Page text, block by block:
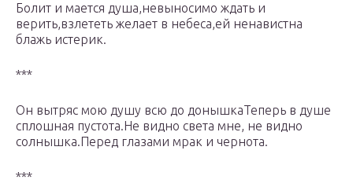
Болит и мается душа,невыносимо ждать и
верить,взлететь желает в небеса,ей ненавистна
блажь истерик.
***
Он вытряс мою душу всю до донышкаТеперь в душе
сплошная пустота.Не видно света мне, не видно
солнышка.Перед глазами мрак и чернота.
***